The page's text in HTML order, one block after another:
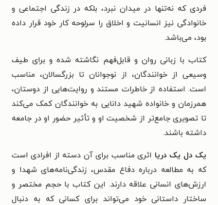
فردی که نه‌تنها در میدان نبرد، بلکه در زندگی اجتماعی و
خانوادگی نیز انسانیت و اخلاق را سرلوحه کار خود قرار داده
بود، می‌باشد.
کتاب با زبانی روان و قابل‌فهم نگاشته شده و برای طیف
وسیعی از خوانندگان، از نوجوانان تا بزرگسالان، مناسب
است. استفاده از خاطرات مستند و روایت‌هایی از دوستان،
همرزمان و خانواده شهید دانایی به خوانندگان کمک می‌کند
تا تصویری جامع‌تر از شخصیت او و تأثیر حضور او در جامعه
داشته باشند.
یک دل یک دریا اثری مناسب برای آن دسته از افرادی است
که به مطالعه درباره دفاع مقدس، زندگی‌نامه‌های شهدا و
ارزش‌های انسانی علاقه دارند. این کتاب با حجم مختصر و
ساختار داستانی خود می‌تواند برای کسانی که به دنبال